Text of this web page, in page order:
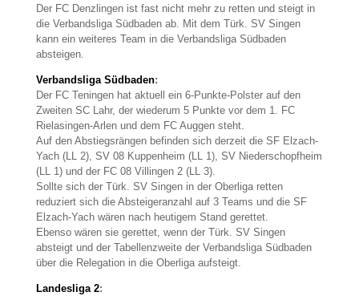
Der FC Denzlingen ist fast nicht mehr zu retten und steigt in
die Verbandsliga Südbaden ab. Mit dem Türk. SV Singen
kann ein weiteres Team in die Verbandsliga Südbaden
absteigen.
Verbandsliga Südbaden:
Der FC Teningen hat aktuell ein 6-Punkte-Polster auf den
Zweiten SC Lahr, der wiederum 5 Punkte vor dem 1. FC
Rielasingen-Arlen und dem FC Auggen steht.
Auf den Abstiegsrängen befinden sich derzeit die SF Elzach-
Yach (LL 2), SV 08 Kuppenheim (LL 1), SV Niederschopfheim
(LL 1) und der FC 08 Villingen 2 (LL 3).
Sollte sich der Türk. SV Singen in der Oberliga retten
reduziert sich die Absteigeranzahl auf 3 Teams und die SF
Elzach-Yach wären nach heutigem Stand gerettet.
Ebenso wären sie gerettet, wenn der Türk. SV Singen
absteigt und der Tabellenzweite der Verbandsliga Südbaden
über die Relegation in die Oberliga aufsteigt.
Landesliga 2: